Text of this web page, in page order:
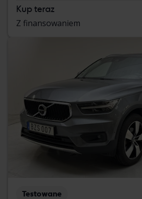
Kup teraz
Z finansowaniem
Testowane